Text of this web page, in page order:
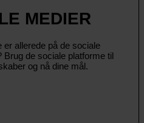
MEDIER
er allerede på de sociale
Brug de sociale platforme til
og nå dine mål.